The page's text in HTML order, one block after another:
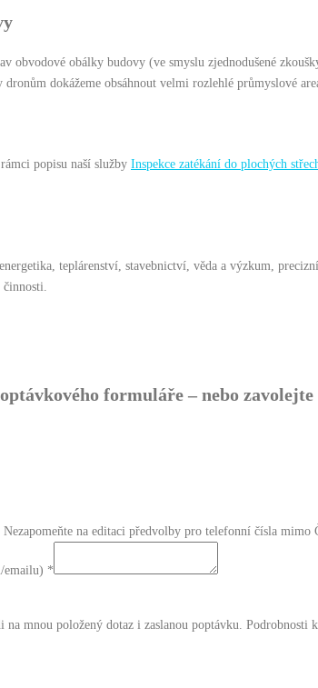
obvodové obálky budovy (ve smyslu zjednodušené
dokážeme obsáhnout velmi rozlehlé průmyslové
popisu naší služby Inspekce zatékání do plochých
teplárenství, stavebnictví, věda a výzkum,
formuláře – nebo zavolejte
na editaci předvolby pro telefonní čísla mimo
emailu) *
na mnou položený dotaz i zaslanou poptávku. Podrobnosti